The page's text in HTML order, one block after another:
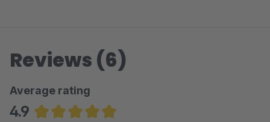
Reviews (6)
Average rating
4.9